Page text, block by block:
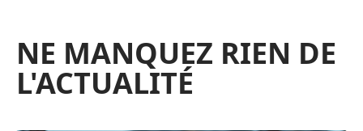
NE MANQUEZ RIEN DE
L'ACTUALITÉ